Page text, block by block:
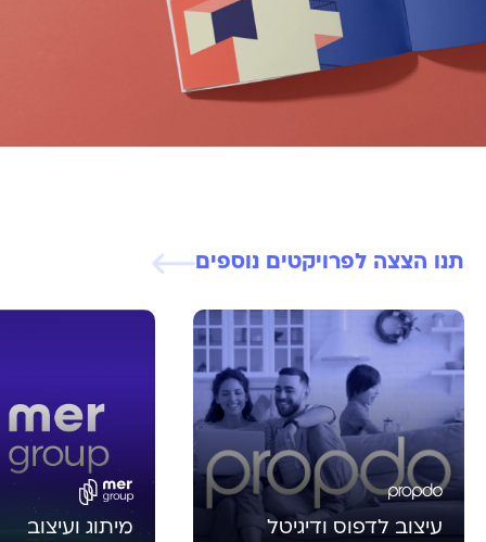
תנו הצצה לפרויקטים נוספים
עיצוב לדפוס ודיגיטל מיתוג ועיצוב